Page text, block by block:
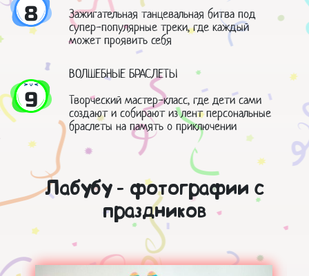
8
Зажигательная танцевальная битва под
супер-популярные треки, где каждый
может проявить себя
9
ВОЛШЕБНЫЕ БРАСЛЕТЫ
Творческий мастер-класс, где дети сами
создают и собирают из лент персональные
браслеты на память о приключении
Лабубу - фотографии с
праздников